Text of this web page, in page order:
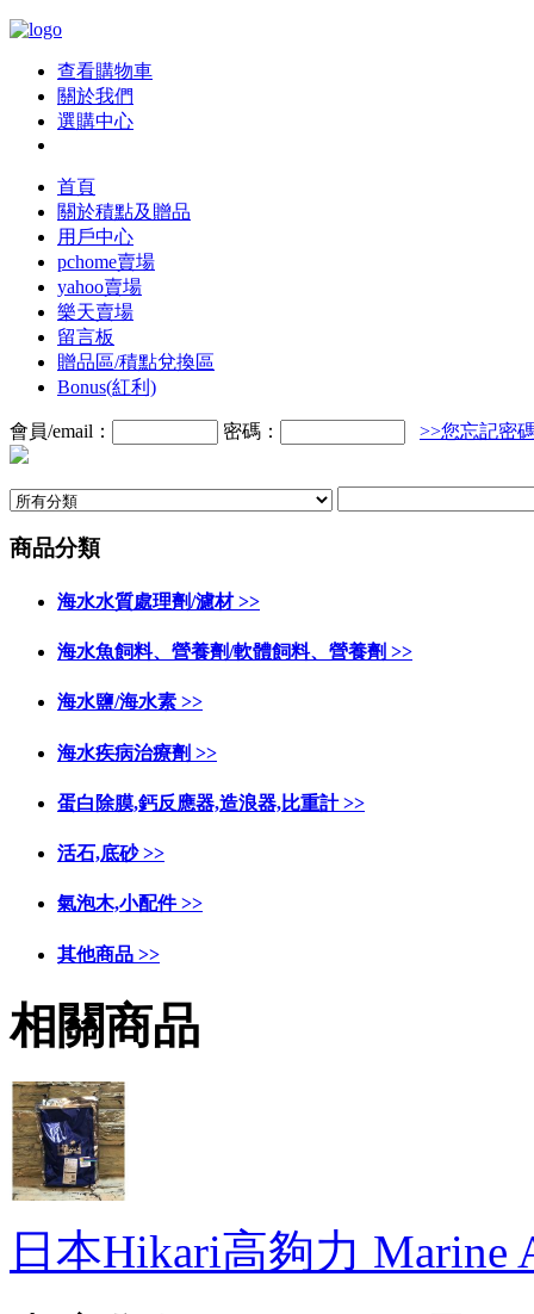
查看購物車
關於我們
選購中心
首頁
關於積點及贈品
用戶中心
pchome賣場
yahoo賣場
樂天賣場
留言板
贈品區/積點兌換區
Bonus(紅利)
會員/email： 密碼： >>您忘記密
商品分類
海水水質處理劑/濾材 >>
海水魚飼料、營養劑/軟體飼料、營養劑 >>
海水鹽/海水素 >>
海水疾病治療劑 >>
蛋白除膜,鈣反應器,造浪器,比重計 >>
活石,底砂 >>
氣泡木,小配件 >>
其他商品 >>
相關商品
日本Hikari高夠力 Marine